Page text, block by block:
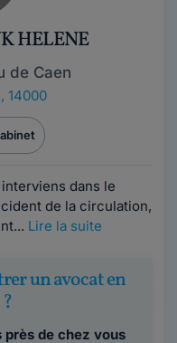
HELENE
de Caen
14000
dans le
de la circulation,
Lire la suite
un avocat en
de chez vous